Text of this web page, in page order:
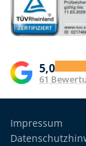
5,0
61
Impressum